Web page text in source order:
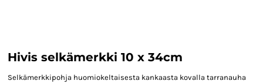
Hivis selkämerkki 10 x 34cm
Selkämerkkipohja huomiokeltaisesta kankaasta kovalla tarranauha